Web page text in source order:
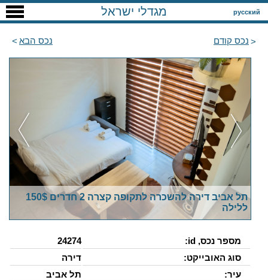
русский מגדלי ישראל
נכס קודם נכס הבא
תל אביב דירה להשכרה לתקופה קצרה 2 חדרים 150$
ללילה
מספר נכס, id:
24274
סוג האובייקט:
דירה
עיר:
תל אביב